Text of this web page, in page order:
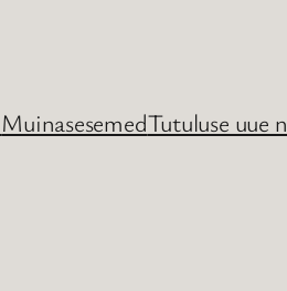
MuinasesemedTutuluse uue